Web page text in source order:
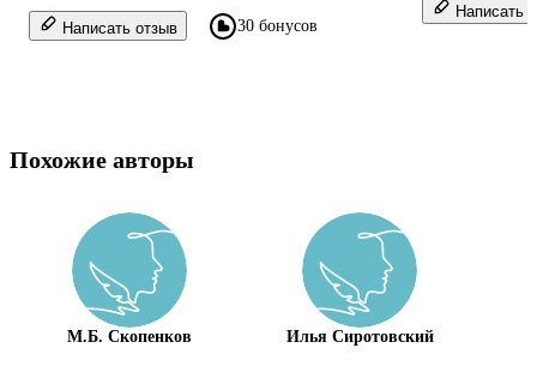
Написать отзыв 30 бонусов
Написать
Похожие авторы
М.Б. Скопенков Илья Сиротовский